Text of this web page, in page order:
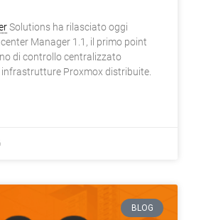
Solutions ha rilasciato oggi
Manager 1.1, il primo point
di controllo centralizzato
infrastrutture Proxmox distribuite.
BLOG